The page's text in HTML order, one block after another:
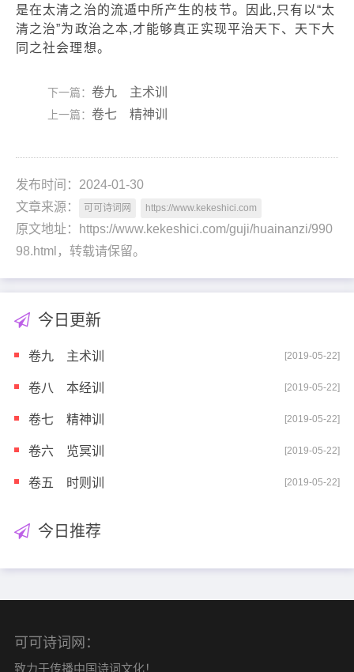
是在太清之治的流遁中所产生的枝节。因此,只有以“太
清之治”为政治之本,才能够真正实现平治天下、天下大
同之社会理想。
下一篇： 卷九 主术训
上一篇： 卷七 精神训
发布时间：2024-01-30
文章来源：
可可诗词网 https://www.kekeshici.com
原文地址：https://www.kekeshici.com/guji/huainanzi/990
98.html，转载请保留。
今日更新
卷九 主术训 [2019-05-22]
卷八 本经训 [2019-05-22]
卷七 精神训 [2019-05-22]
卷六 览冥训 [2019-05-22]
卷五 时则训 [2019-05-22]
今日推荐
可可诗词网：
致力于传播中国诗词文化！